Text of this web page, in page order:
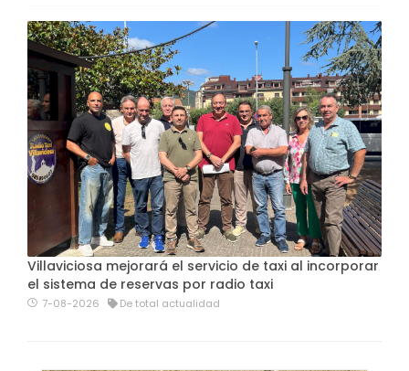
Villaviciosa mejorará el servicio de taxi al incorporar
el sistema de reservas por radio taxi
7-08-2026 De total actualidad